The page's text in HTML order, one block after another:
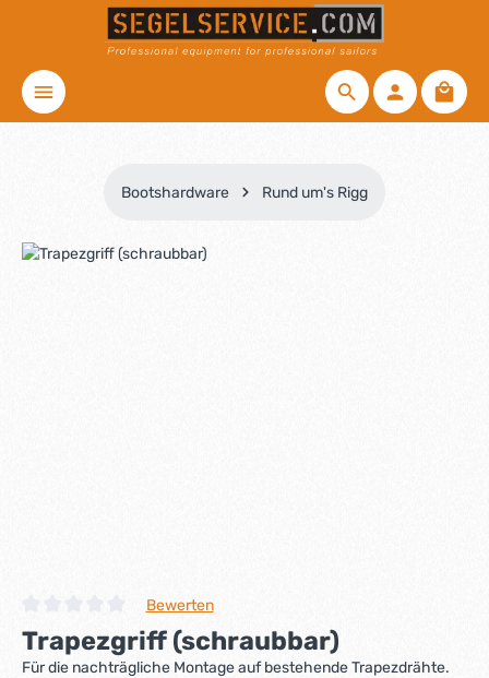
Zum Hauptinhalt springen
Bootshardware Rund um's Rigg
Bildergalerie überspringen
Durchschnittliche Bewertung von 0 von 5 Sternen
Bewerten
Trapezgriff (schraubbar)
Für die nachträgliche Montage auf bestehende Trapezdrähte.